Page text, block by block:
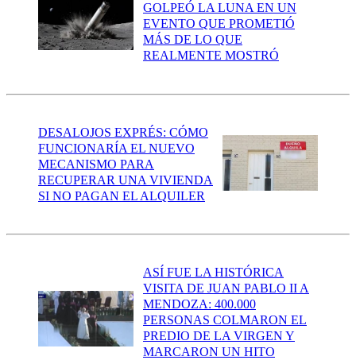
GOLPEÓ LA LUNA EN UN
EVENTO QUE PROMETIÓ
MÁS DE LO QUE
REALMENTE MOSTRÓ
DESALOJOS EXPRÉS: CÓMO
FUNCIONARÍA EL NUEVO
MECANISMO PARA
RECUPERAR UNA VIVIENDA
SI NO PAGAN EL ALQUILER
ASÍ FUE LA HISTÓRICA
VISITA DE JUAN PABLO II A
MENDOZA: 400.000
PERSONAS COLMARON EL
PREDIO DE LA VIRGEN Y
MARCARON UN HITO